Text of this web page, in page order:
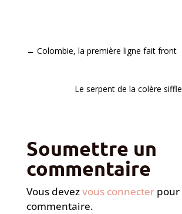
← Colombie, la première ligne fait front
Le serpent de la colère
Soumettre un
commentaire
Vous devezvous connecterpour
commentaire.